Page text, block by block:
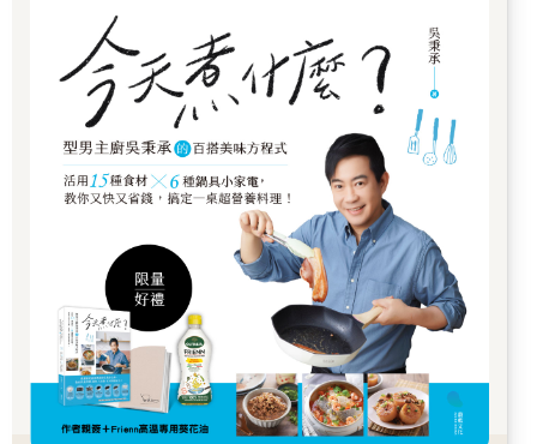
機一針一線、用心縫製而成的。令人欣慰的是，顧客們都很喜
歡，成了店裡的人氣商品。